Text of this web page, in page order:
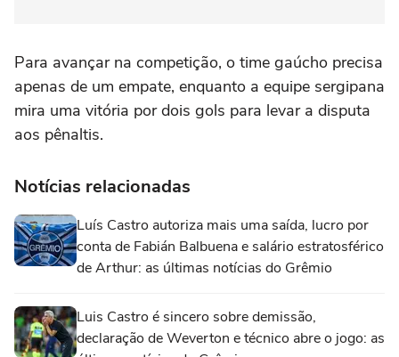
Para avançar na competição, o time gaúcho precisa
apenas de um empate, enquanto a equipe sergipana
mira uma vitória por dois gols para levar a disputa
aos pênaltis.
Notícias relacionadas
Luís Castro autoriza mais uma saída, lucro por
conta de Fabián Balbuena e salário estratosférico
de Arthur: as últimas notícias do Grêmio
Luis Castro é sincero sobre demissão,
declaração de Weverton e técnico abre o jogo: as